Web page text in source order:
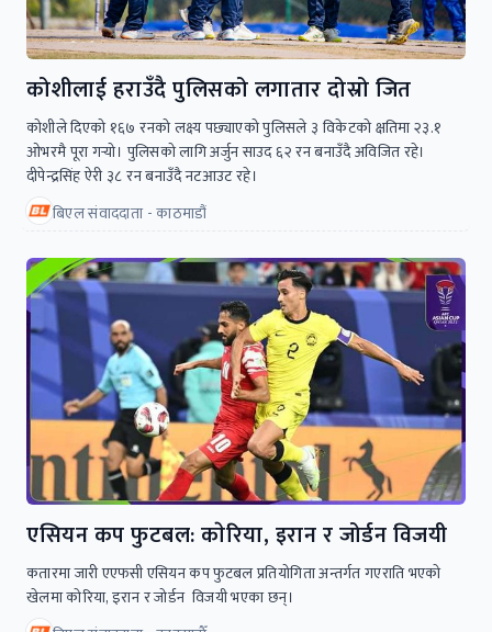
कोशीलाई हराउँदै पुलिसको लगातार दोस्रो जित
कोशीले दिएको १६७ रनको लक्ष्य पछ्याएको पुलिसले ३ विकेटको क्षतिमा २३.१
ओभरमै पूरा गर्‍यो। पुलिसको लागि अर्जुन साउद ६२ रन बनाउँदै अविजित रहे।
दीपेन्द्रसिंह ऐरी ३८ रन बनाउँदै नटआउट रहे।
बिएल संवाददाता - काठमाडौं
एसियन कप फुटबल: काेरिया, इरान र जोर्डन विजयी
कतारमा जारी एएफसी एसियन कप फुटबल प्रतियोगिता अन्तर्गत गएराति भएकाे
खेलमा काेरिया, इरान र जोर्डन विजयी भएका छन्।